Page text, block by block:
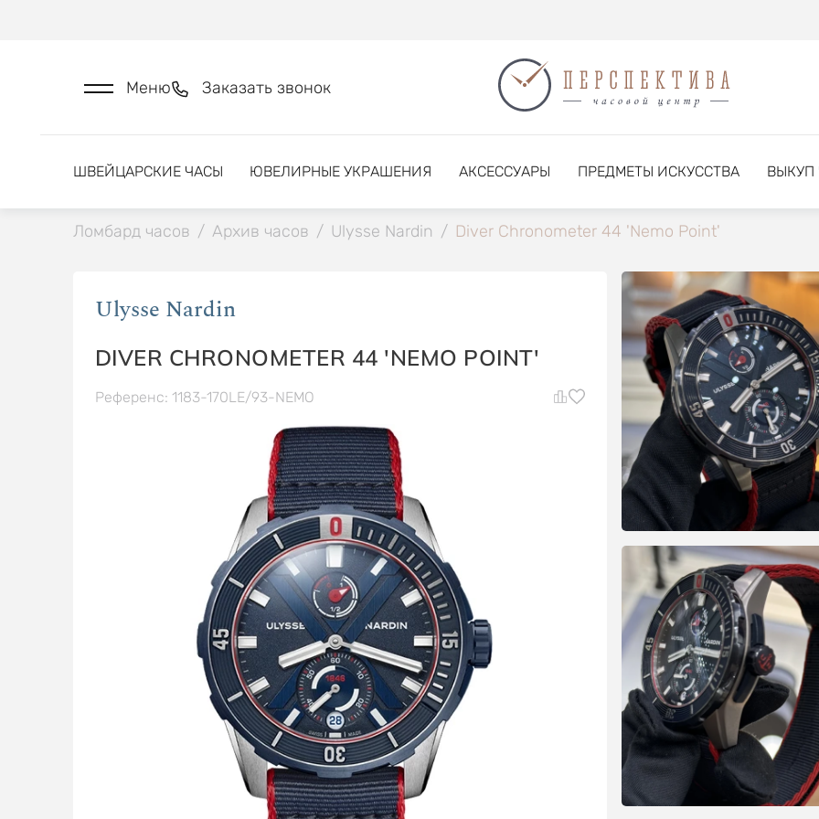
Меню Заказать звонок
ШВЕЙЦАРСКИЕ ЧАСЫ ЮВЕЛИРНЫЕ УКРАШЕНИЯ АКСЕССУАРЫ ПРЕДМЕТЫ ИСКУССТВА ВЫКУП
Ломбард часов / Архив часов / Ulysse Nardin / Diver Chronometer 44 'Nemo Point'
Ulysse Nardin
DIVER CHRONOMETER 44 'NEMO POINT'
Референс: 1183-170LE/93-NEMO